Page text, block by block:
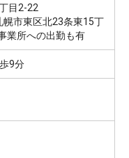
目2-22
市東区北23条東15丁
業所への出勤も有
9分